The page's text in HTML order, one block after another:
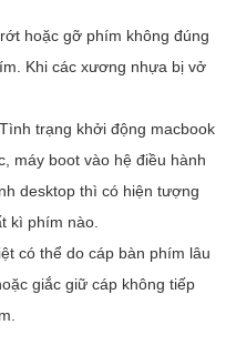
hoặc gỡ phím không đúng
Khi các xương nhựa bị vở
trạng khởi động macbook
máy boot vào hệ điều hành
desktop thì có hiện tượng
kì phím nào.
có thể do cáp bàn phím lâu
giắc giữ cáp không tiếp